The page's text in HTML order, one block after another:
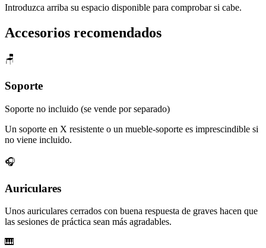
Introduzca arriba su espacio disponible para comprobar si cabe.
Accesorios recomendados
🪑
Soporte
Soporte no incluido (se vende por separado)
Un soporte en X resistente o un mueble-soporte es imprescindible si
no viene incluido.
🎧
Auriculares
Unos auriculares cerrados con buena respuesta de graves hacen que
las sesiones de práctica sean más agradables.
🎹